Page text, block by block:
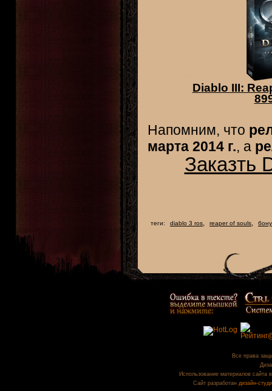
Diablo III:
Напомним, что
марта 2014 г., а
Заказть
теги: diablo 3 ros, reaper of souls,
Все права
Использование материалов сайта
Сайт разработан дизайн-